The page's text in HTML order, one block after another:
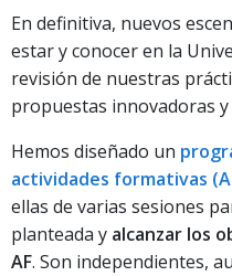
En definitiva, nuevos
estar y conocer en la
revisión de nuestras
propuestas innovadoras
Hemos diseñado un
actividades formativas
ellas de varias sesiones
planteada y alcanzar los
AF. Son independientes,